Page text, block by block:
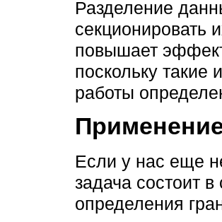
Разделение
секционировать
повышает
поскольку такие
работы
Если у нас еще
задача состоит
определения